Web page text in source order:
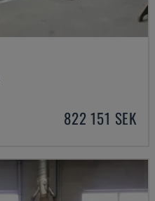
822 151 SEK